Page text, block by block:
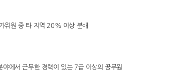
위원 중 타 지역 20% 이상 분배
에서 근무한 경력이 있는 7급 이상의 공무원